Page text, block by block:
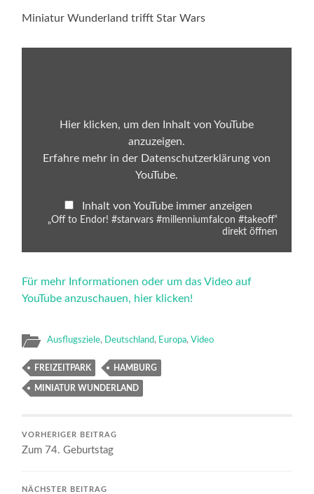
Miniatur Wunderland trifft Star Wars
YouTube
Hier klicken, um den Inhalt von YouTube
anzuzeigen.
Erfahre mehr in der Datenschutzerklärung von
YouTube.
Inhalt von YouTube immer anzeigen
„Off to Endor! #starwars #millenniumfalcon #takeoff“
direkt öffnen
Für mehr Informationen oder um das Video auf
YouTube anzuschauen, hier klicken!
Ausflugsziele, Deutschland, Europa,Video
FREIZEITPARK HAMBURG
MINIATUR WUNDERLAND
VORHERIGER BEITRAG
Zum 74. Geburtstag
NÄCHSTER BEITRAG